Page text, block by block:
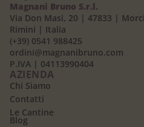
Magnani Bruno S.r.l.
Via Don Masi, 20 | 47833 |
Rimini | Italia
(+39) 0541 988425
ordini@magnanibruno.com
P.IVA | 04113990404
AZIENDA
Chi Siamo
Contatti
Le Cantine
Blog